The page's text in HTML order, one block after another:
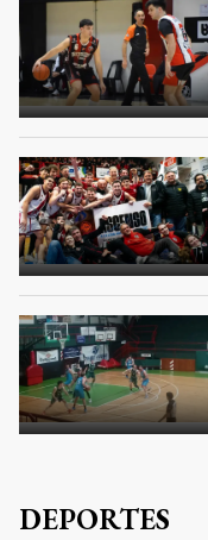
DEPORTES